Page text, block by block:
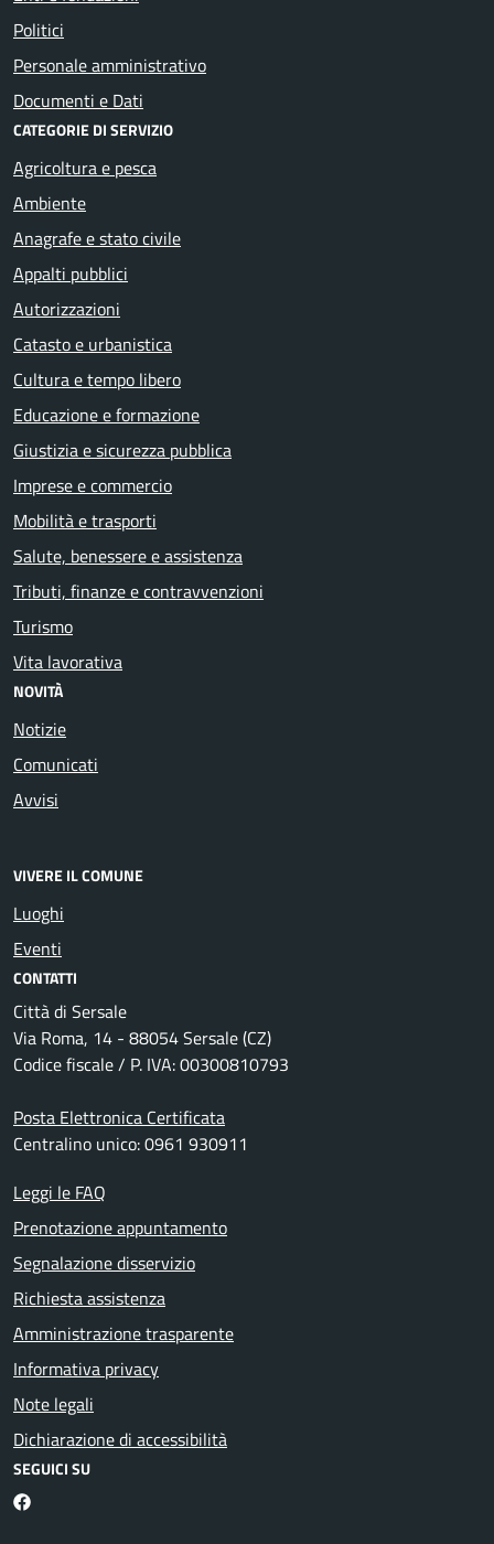
Politici
Personale amministrativo
Documenti e Dati
CATEGORIE DI SERVIZIO
Agricoltura e pesca
Ambiente
Anagrafe e stato civile
Appalti pubblici
Autorizzazioni
Catasto e urbanistica
Cultura e tempo libero
Educazione e formazione
Giustizia e sicurezza pubblica
Imprese e commercio
Mobilità e trasporti
Salute, benessere e assistenza
Tributi, finanze e contravvenzioni
Turismo
Vita lavorativa
NOVITÀ
Notizie
Comunicati
Avvisi
VIVERE IL COMUNE
Luoghi
Eventi
CONTATTI
Città di Sersale
Via Roma, 14 - 88054 Sersale (CZ)
Codice fiscale / P. IVA: 00300810793
Posta Elettronica Certificata
Centralino unico: 0961 930911
Leggi le FAQ
Prenotazione appuntamento
Segnalazione disservizio
Richiesta assistenza
Amministrazione trasparente
Informativa privacy
Note legali
Dichiarazione di accessibilità
SEGUICI SU
Facebook